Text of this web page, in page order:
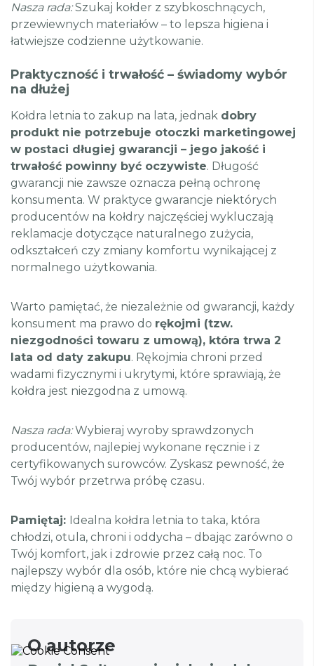
Nasza rada:Szukaj kołder z szybkoschnących,
przewiewnych materiałów – to lepsza higiena i
łatwiejsze codzienne użytkowanie.
Praktyczność i trwałość – świadomy wybór
na dłużej
Kołdra letnia to zakup na lata, jednak dobry
produkt nie potrzebuje otoczki marketingowej
w postaci długiej gwarancji – jego jakość i
trwałość powinny być oczywiste. Długość
gwarancji nie zawsze oznacza pełną ochronę
konsumenta. W praktyce gwarancje niektórych
producentów na kołdry najczęściej wykluczają
reklamacje dotyczące naturalnego zużycia,
odkształceń czy zmiany komfortu wynikającej z
normalnego użytkowania.
Warto pamiętać, że niezależnie od gwarancji, każdy
konsument ma prawo do rękojmi (tzw.
niezgodności towaru z umową), która trwa 2
lata od daty zakupu. Rękojmia chroni przed
wadami fizycznymi i ukrytymi, które sprawiają, że
kołdra jest niezgodna z umową.
Nasza rada:Wybieraj wyroby sprawdzonych
producentów, najlepiej wykonane ręcznie i z
certyfikowanych surowców. Zyskasz pewność, że
Twój wybór przetrwa próbę czasu.
Pamiętaj: Idealna kołdra letnia to taka, która
chłodzi, otula, chroni i oddycha – dbając zarówno o
Twój komfort, jak i zdrowie przez całą noc. To
najlepszy wybór dla osób, które nie chcą wybierać
między higieną a wygodą.
O autorze